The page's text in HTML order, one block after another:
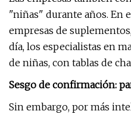
"niñas" durante años. En
empresas de
día, los especialistas en
de niñas, con tablas de
Sesgo de confirmación:
Sin embargo, por más